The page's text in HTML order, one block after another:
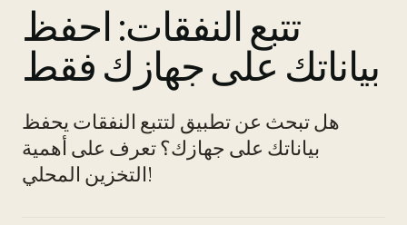
تتبع النفقات: احفظ
بياناتك على جهازك فقط
هل تبحث عن تطبيق لتتبع النفقات يحفظ
بياناتك على جهازك؟ تعرف على أهمية
التخزين المحلي!